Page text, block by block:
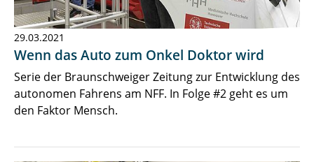
29.03.2021
Wenn das Auto zum Onkel Doktor wird
Serie der Braunschweiger Zeitung zur Entwicklung des
autonomen Fahrens am NFF. In Folge #2 geht es um
den Faktor Mensch.